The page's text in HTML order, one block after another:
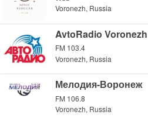
Voronezh, Russia
AvtoRadio Voronezh
FM 103.4
Voronezh, Russia
Мелодия-Воронеж
FM 106.8
Voronezh, Russia